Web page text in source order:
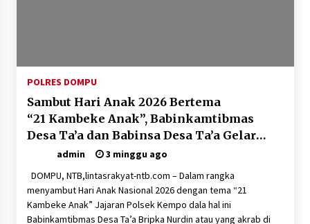
POLRES DOMPU
Sambut Hari Anak 2026 Bertema
“21 Kambeke Anak”, Babinkamtibmas
Desa Ta’a dan Babinsa Desa Ta’a Gelar
Patroli KambekeMalam
admin
3 minggu ago
DOMPU, NTB,lintasrakyat-ntb.com – Dalam rangka
menyambut Hari Anak Nasional 2026 dengan tema “21
Kambeke Anak” Jajaran Polsek Kempo dala hal ini
Babinkamtibmas Desa Ta’a Bripka Nurdin atau yang akrab di